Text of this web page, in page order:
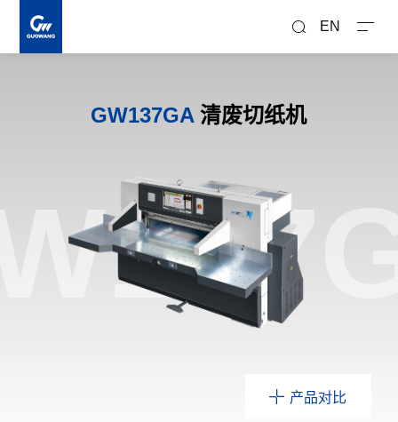
EN
GW137GA清废切纸机
产品对比